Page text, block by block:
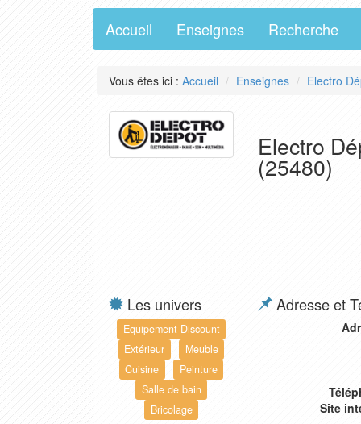
Accueil Enseignes Recherche
Vous êtes ici : Accueil Enseignes Electro
Electro
(25480)
Les univers
Equipement Discount
Extérieur
Meuble
Cuisine
Peinture
Salle de bain
Bricolage
Adresse et
Site